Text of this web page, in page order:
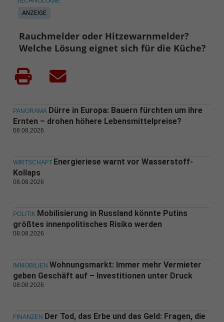
ANZEIGE
Rauchmelder oder Hitzewarnmelder?
Welche Lösung eignet sich für die Küche?
PANORAMA Dürre in Europa: Bauern fürchten um ihre
Ernten – drohen höhere Lebensmittelpreise?
08.08.2026
WIRTSCHAFT Energieriese warnt vor Wasserstoff-
Kollaps
08.08.2026
POLITIK Mobilisierung in Russland könnte Putins
größtes innenpolitisches Risiko werden
08.08.2026
IMMOBILIEN Wohnungsmarkt: Immer mehr Vermieter
geben Geschäft auf – Investitionen unter Druck
08.08.2026
FINANZEN Der Tod, das Erbe und das Geld: Fragen, die